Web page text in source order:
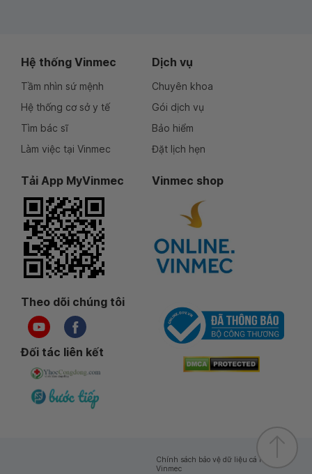
Hệ thống Vinmec
Tầm nhìn sứ mệnh
Hệ thống cơ sở y tế
Tìm bác sĩ
Làm việc tại Vinmec
Dịch vụ
Chuyên khoa
Gói dịch vụ
Bảo hiểm
Đặt lịch hẹn
Tải App MyVinmec Vinmec shop
Theo dõi chúng tôi
Đối tác liên kết
Chính sách bảo vệ dữ liệu cá nhân của
Vinmec